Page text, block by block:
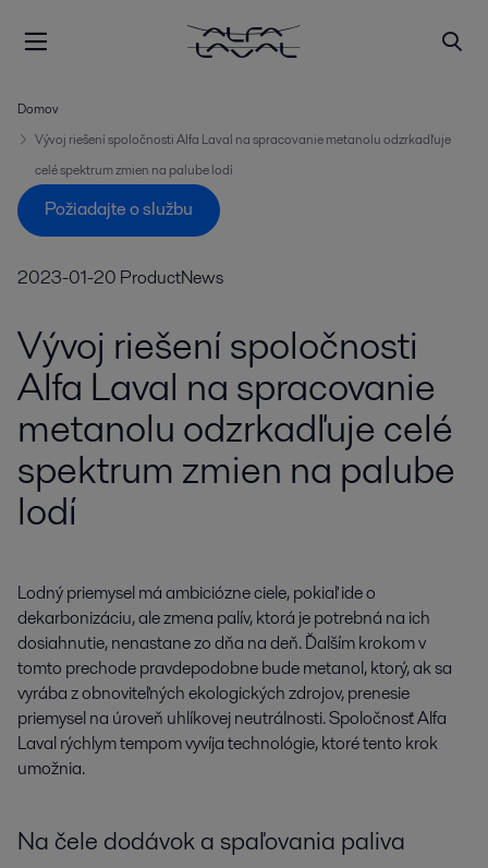
Domov
Vývoj riešení spoločnosti Alfa Laval na spracovanie metanolu odzrkadľuje
celé spektrum zmien na palube lodí
Požiadajte o službu
2023-01-20 ProductNews
Vývoj riešení spoločnosti
Alfa Laval na spracovanie
metanolu odzrkadľuje celé
spektrum zmien na palube
lodí
Lodný priemysel má ambiciózne ciele, pokiaľ ide o
dekarbonizáciu, ale zmena palív, ktorá je potrebná na ich
dosiahnutie, nenastane zo dňa na deň. Ďalším krokom v
tomto prechode pravdepodobne bude metanol, ktorý, ak sa
vyrába z obnoviteľných ekologických zdrojov, prenesie
priemysel na úroveň uhlíkovej neutrálnosti. Spoločnosť Alfa
Laval rýchlym tempom vyvíja technológie, ktoré tento krok
umožnia.
Na čele dodávok a spaľovania paliva